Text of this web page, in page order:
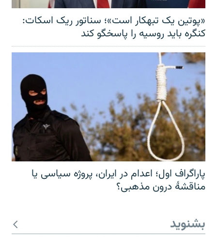
«پوتین یک تبهکار است»؛ سناتور ریک اسکات:
کنگره باید روسیه را پاسخگو کند
پاراگراف اول؛ اعدام در ایران، پروژه سیاسی یا
مناقشهٔ درون مذهبی؟
بشنوید